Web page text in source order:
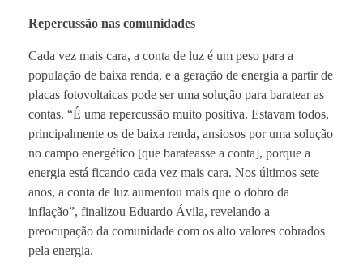
Repercussão nas comunidades
Cada vez mais cara, a conta de luz é um peso para a
população de baixa renda, e a geração de energia a partir de
placas fotovoltaicas pode ser uma solução para baratear as
contas. “É uma repercussão muito positiva. Estavam todos,
principalmente os de baixa renda, ansiosos por uma solução
no campo energético [que barateasse a conta], porque a
energia está ficando cada vez mais cara. Nos últimos sete
anos, a conta de luz aumentou mais que o dobro da
inflação”, finalizou Eduardo Ávila, revelando a
preocupação da comunidade com os alto valores cobrados
pela energia.